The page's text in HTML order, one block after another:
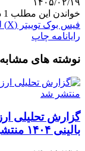
خواندن این مطلب 1 دقیقه زمان میبرد
فیس بوک توییتر (X)
رایانامه چاپ
نوشته های مشابه
گزارش تحلیلی
بالینی ۱۴۰۴ منتشر شد